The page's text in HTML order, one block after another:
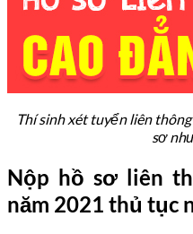
Thí sinh xét tuyển liên
sơ
Nộp hồ sơ liên
năm 2021 thủ tục